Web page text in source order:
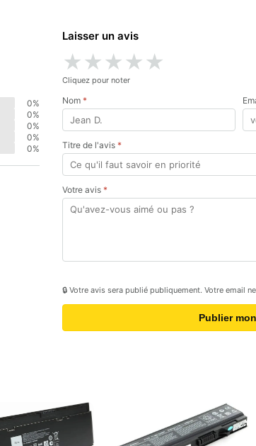
0%
0%
0%
0%
0%
Laisser un avis
★★★★★
Cliquez pour noter
Nom *
Titre de l'avis *
Votre avis *
🔒 Votre avis sera publié publiquement. Votre email
Publier